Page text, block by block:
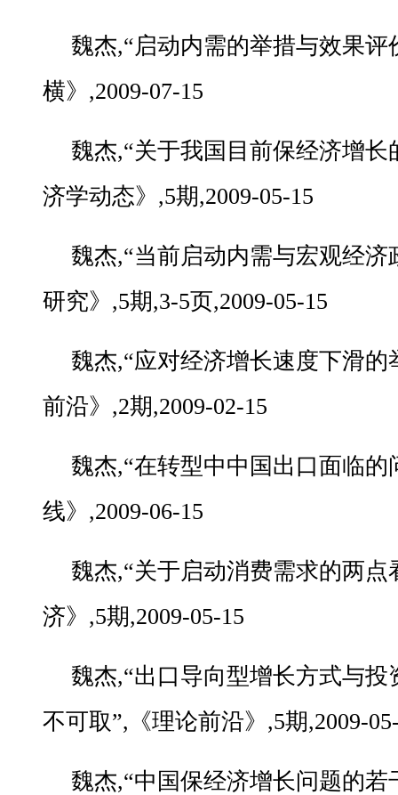
魏杰,“启动内需的举措与效果评
横》,2009-07-15
魏杰,“关于我国目前保经济增
济学动态》,5期,2009-05-15
魏杰,“当前启动内需与宏观经
研究》,5期,3-5页,2009-05-15
魏杰,“应对经济增长速度下滑
前沿》,2期,2009-02-15
魏杰,“在转型中中国出口面临的
线》,2009-06-15
魏杰,“关于启动消费需求的两点
济》,5期,2009-05-15
魏杰,“出口导向型增长方式与
不可取”,《理论前沿》,5期,2009-
魏杰,“中国保经济增长问题的若